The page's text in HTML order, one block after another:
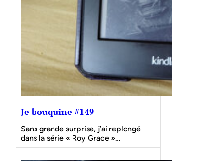
Je bouquine #149
Sans grande surprise, j’ai replongé
dans la série « Roy Grace »…